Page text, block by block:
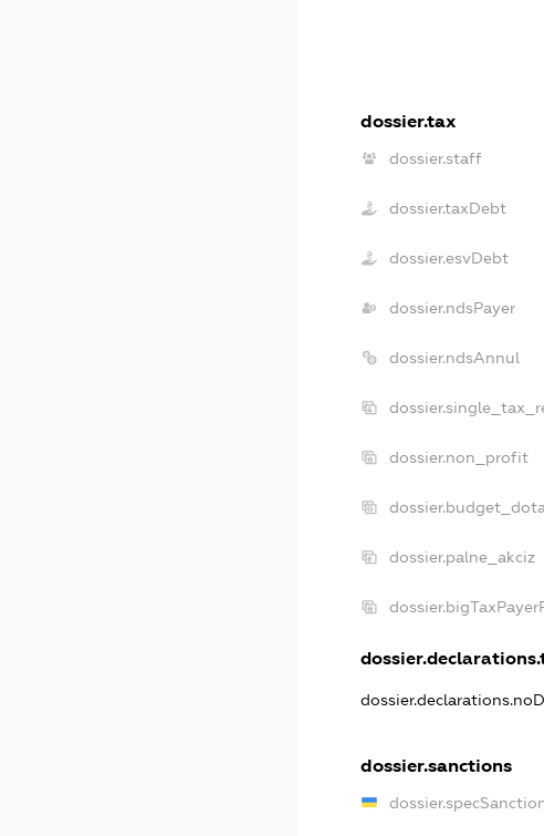
dossier.tax
dossier.staff
dossier.taxDebt
dossier.esvDebt
dossier.ndsPayer
dossier.ndsAnnul
dossier.non_profit
dossier.palne_akciz
dossier.sanctions